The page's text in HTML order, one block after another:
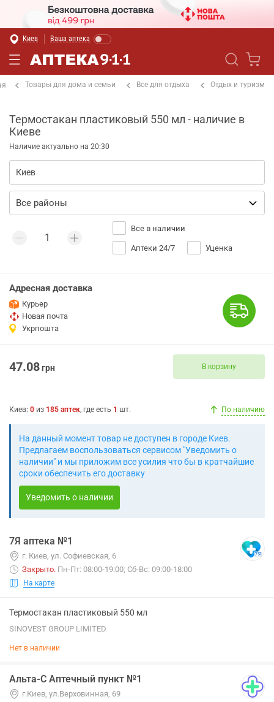
Киев Ваша аптека
Товары для дома и семьи Все для отдыха Отдых и туризм
Термостакан пластиковый 550 мл - наличие в
Киеве
Наличие актуально на 20:30
Все в наличии
Аптеки 24/7 Уценка
Адресная доставка
Курьер
Новая почта
Укрпошта
47.08грн В корзину
Киев: 0 из 185 аптек, где есть 1 шт. По наличию
На данный момент товар не доступен в городе Киев.
Предлагаем воспользоваться сервисом "Уведомить о
наличии" и мы приложим все усилия что бы в кратчайшие
сроки обеспечить его доставку
Уведомить о наличии
7Я аптека №1
г. Киев, ул. Софиевская, 6
Закрыто. Пн-Пт: 08:00-19:00; Сб-Вс: 09:00-18:00
На карте
Термостакан пластиковый 550 мл
SINOVEST GROUP LIMITED
Нет в наличии
Альта-С Аптечный пункт №1
г.Киев, ул.Верховинная, 69